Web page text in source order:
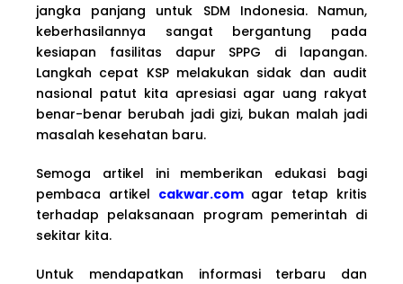
jangka panjang untuk SDM Indonesia. Namun,
keberhasilannya sangat bergantung pada
kesiapan fasilitas dapur SPPG di lapangan.
Langkah cepat KSP melakukan sidak dan audit
nasional patut kita apresiasi agar uang rakyat
benar-benar berubah jadi gizi, bukan malah jadi
masalah kesehatan baru.
Semoga artikel ini memberikan edukasi bagi
pembaca artikel cakwar.comagar tetap kritis
terhadap pelaksanaan program pemerintah di
sekitar kita.
Untuk mendapatkan informasi terbaru dan